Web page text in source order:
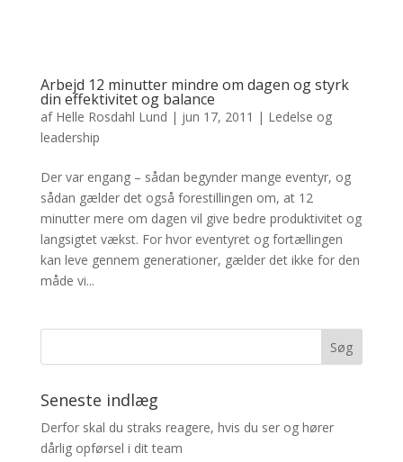
Arbejd 12 minutter mindre om dagen og styrk
din effektivitet og balance
af Helle Rosdahl Lund | jun 17, 2011 | Ledelse og
leadership
Der var engang – sådan begynder mange eventyr, og
sådan gælder det også forestillingen om, at 12
minutter mere om dagen vil give bedre produktivitet og
langsigtet vækst. For hvor eventyret og fortællingen
kan leve gennem generationer, gælder det ikke for den
måde vi...
Seneste indlæg
Derfor skal du straks reagere, hvis du ser og hører
dårlig opførsel i dit team